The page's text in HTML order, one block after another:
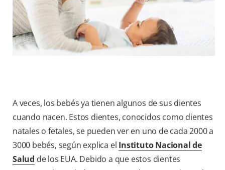
DONDE COMPRAR
PY (ES)
A veces, los bebés ya tienen algunos de sus dientes
cuando nacen. Estos dientes, conocidos como dientes
natales o fetales, se pueden ver en uno de cada 2000 a
3000 bebés, según explica el Instituto Nacional de
Salud de los EUA. Debido a que estos dientes